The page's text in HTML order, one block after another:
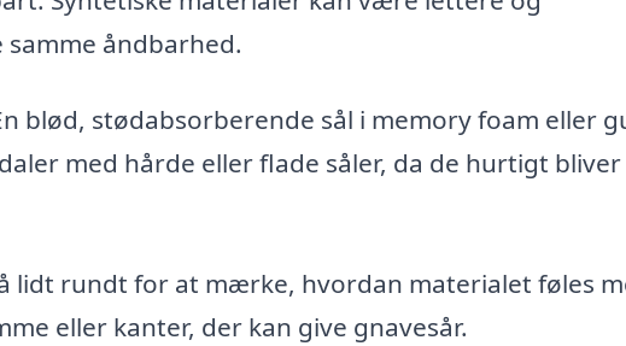
åndbarhed.
blød, stødabsorberende sål i memory foam eller
med hårde eller flade såler, da de hurtigt bliver
lidt rundt for at mærke, hvordan materialet føles
eller kanter, der kan give gnavesår.